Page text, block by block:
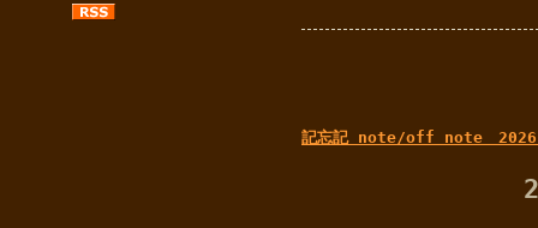
記忘記 note/off note